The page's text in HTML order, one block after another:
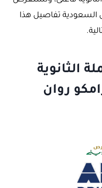
تفاصيل هذا
الثانوية
روان